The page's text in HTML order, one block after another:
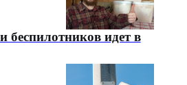
беспилотников идет в